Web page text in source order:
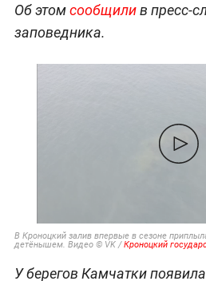
Об этомсообщилив пресс-
заповедника.
В Кроноцкий залив впервые в сезоне
детёнышем. Видео © VK /Кроноцкий
У берегов Камчатки